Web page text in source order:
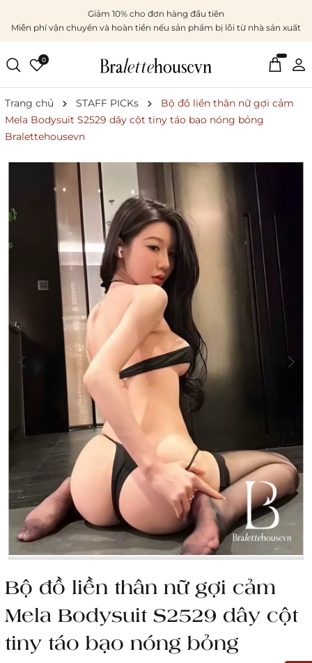
Giảm 10% cho đơn hàng đầu tiên
Miễn phí vận chuyển và hoàn tiền nếu sản phẩm bị lỗi từ nhà sản xuất
0
Trang chủ STAFF PICKs
Bộ đồ liền thân nữ gợi cảm
Mela Bodysuit S2529 dây cột tiny táo bạo nóng bỏng
Bralettehousevn
Bộ đồ liền thân nữ gợi cảm
Mela Bodysuit S2529 dây cột
tiny táo bạo nóng bỏng